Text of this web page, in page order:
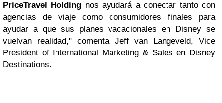
PriceTravel Holding nos ayudará a conectar tanto con
agencias de viaje como consumidores finales para
ayudar a que sus planes vacacionales en Disney se
vuelvan realidad," comenta Jeff van Langeveld, Vice
President of International Marketing & Sales en Disney
Destinations.